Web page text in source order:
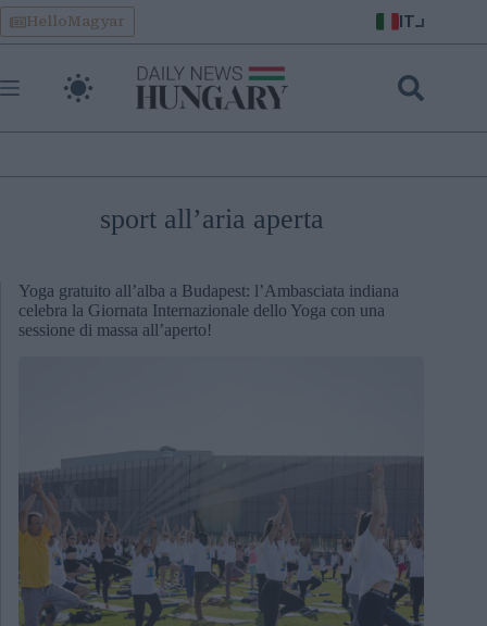
Skip
to
content
HelloMagyar IT
sport all’aria aperta
Yoga gratuito all’alba a Budapest: l’Ambasciata indiana
celebra la Giornata Internazionale dello Yoga con una
sessione di massa all’aperto!